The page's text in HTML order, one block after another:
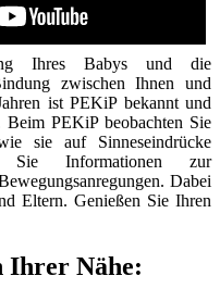
Ihres Babys und die
zwischen Ihnen und
ist PEKiP bekannt und
PEKiP beobachten Sie
sie auf Sinneseindrücke
Sie Informationen zur
Dabei
Eltern. Genießen Sie Ihren
Ihrer Nähe: